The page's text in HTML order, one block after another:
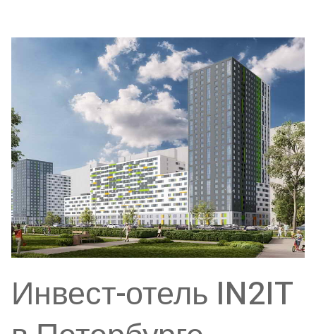
Инвест-отель IN2IT